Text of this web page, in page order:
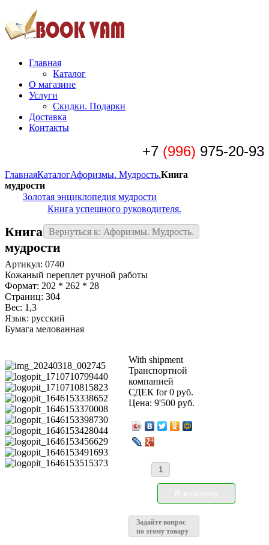
Главная
Каталог
О магазине
Услуги
Скидки. Подарки
Доставка
Контакты
+7 (996) 975-20-93
ГлавнаяКаталогАфоризмы. Мудрость.Книга
мудрости
Золотая энциклопедия мудрости
Книга успешного руководителя.
Вернуться к: Афоризмы. Мудрость.
Книга
мудрости
Артикул: 0740
Кожаный переплет ручной работы
Формат: 202 * 262 * 28
Страниц: 304
Вес: 1,3
Язык: русский
Бумага мелованная
With shipment
Транспортной
компанией
СДЕК for 0 руб.
Цена:9'500 руб.
Задайте вопрос
по этому товару